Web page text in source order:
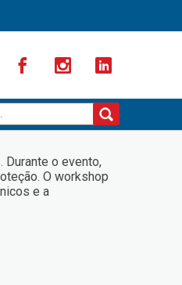
o evento,
O workshop
e a